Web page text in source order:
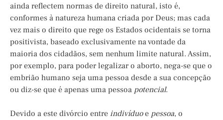
ainda reflectem normas de direito natural, isto é,
conformes à natureza humana criada por Deus; mas cada
vez mais o direito que rege os Estados ocidentais se torna
positivista, baseado exclusivamente na vontade da
maioria dos cidadãos, sem nenhum limite natural. Assim,
por exemplo, para poder legalizar o aborto, nega-se que o
embrião humano seja uma pessoa desde a sua concepção
ou diz-se que é apenas uma pessoa potencial.
Devido a este divórcio entre indivíduoe pessoa, o